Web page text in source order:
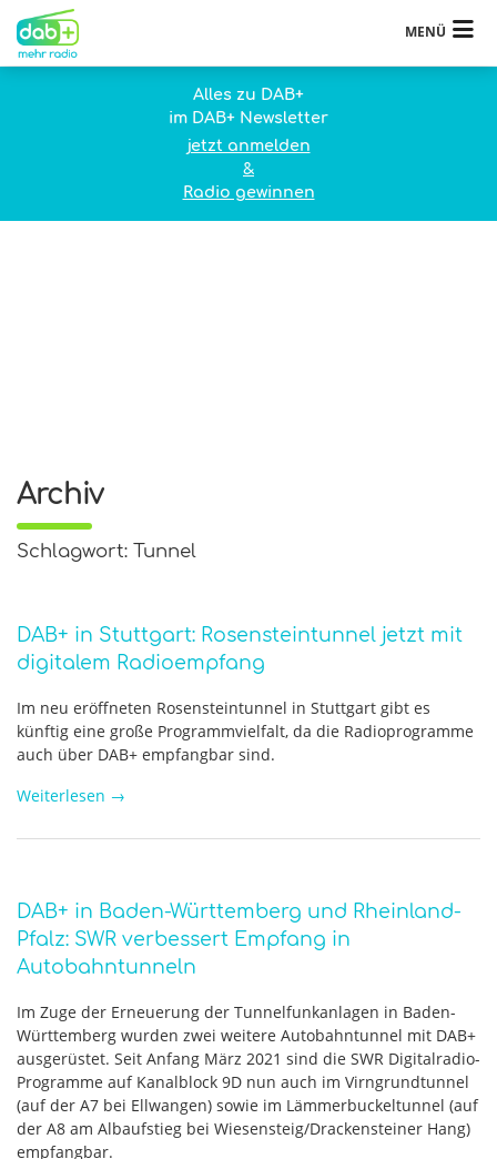
MENÜ
Alles zu DAB+
im DAB+ Newsletter
jetzt anmelden
&
Radio gewinnen
Archiv
Schlagwort: Tunnel
DAB+ in Stuttgart: Rosensteintunnel jetzt mit
digitalem Radioempfang
Im neu eröffneten Rosensteintunnel in Stuttgart gibt es
künftig eine große Programmvielfalt, da die Radioprogramme
auch über DAB+ empfangbar sind.
Weiterlesen →
DAB+ in Baden-Württemberg und Rheinland-
Pfalz: SWR verbessert Empfang in
Autobahntunneln
Im Zuge der Erneuerung der Tunnelfunkanlagen in Baden-
Württemberg wurden zwei weitere Autobahntunnel mit DAB+
ausgerüstet. Seit Anfang März 2021 sind die SWR Digitalradio-
Programme auf Kanalblock 9D nun auch im Virngrundtunnel
(auf der A7 bei Ellwangen) sowie im Lämmerbuckeltunnel (auf
der A8 am Albaufstieg bei Wiesensteig/Drackensteiner Hang)
empfangbar.